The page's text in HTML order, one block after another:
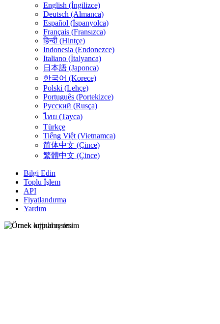
English (İngilizce)
Deutsch (Almanca)
Español (İspanyolca)
Français (Fransızca)
हिन्दी (Hintçe)
Indonesia (Endonezce)
Italiano (İtalyanca)
日本語 (Japonca)
한국어 (Korece)
Polski (Lehçe)
Português (Portekizce)
Русский (Rusça)
ไทย (Tayca)
Türkçe
Tiếng Việt (Vietnamca)
简体中文 (Çince)
繁體中文 (Çince)
Bilgi Edin
Toplu İşlem
API
Fiyatlandırma
Yardım